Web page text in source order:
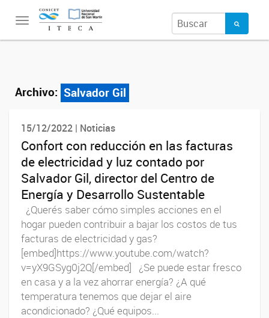
Toggle
Archivo: Salvador Gil
15/12/2022 | Noticias
Confort con reducción en las facturas
de electricidad y luz contado por
Salvador Gil, director del Centro de
Energía y Desarrollo Sustentable
¿Querés saber cómo simples acciones en el
hogar pueden contribuir a bajar los costos de tus
facturas de electricidad y gas?
[embed]https://www.youtube.com/watch?
v=yX9GSyg0j2Q[/embed] ¿Se puede estar fresco
en casa y a la vez ahorrar energía? ¿A qué
temperatura tenemos que dejar el aire
acondicionado? ¿Qué equipos...